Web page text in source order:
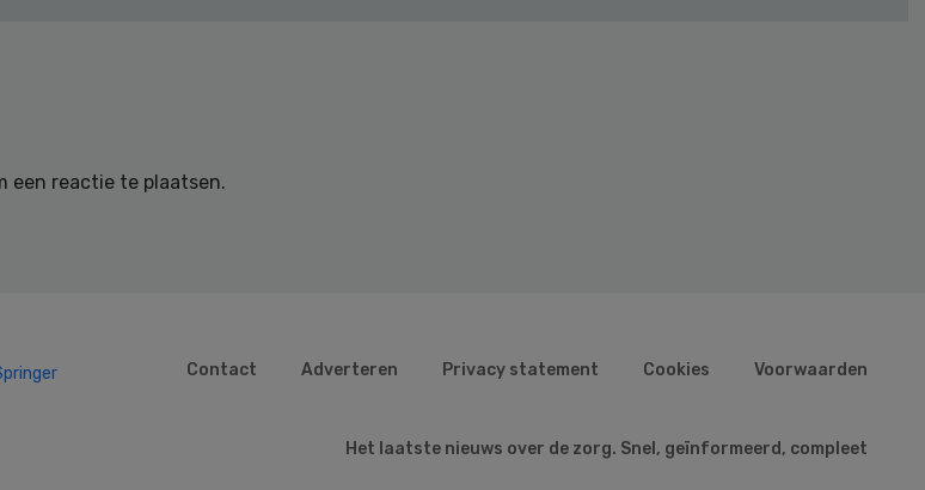
een reactie te plaatsen.
Contact Adverteren Privacy statement Cookies Voorwaarden
Het laatste nieuws over de zorg. Snel, geïnformeerd, compleet